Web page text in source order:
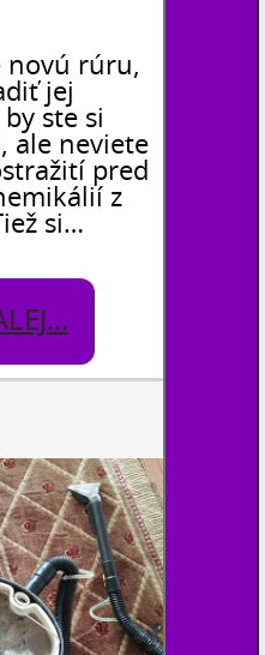
novú rúru,
jej
ste si
ale neviete
pred
z
si…